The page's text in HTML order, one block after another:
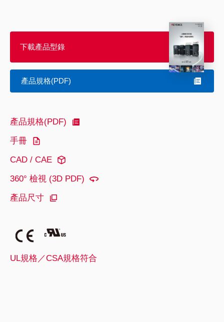
下載產品型錄
產品規格(PDF)
產品規格(PDF)
手冊
CAD / CAE
360° 檢視 (3D PDF)
產品尺寸
UL規格／CSA規格符合